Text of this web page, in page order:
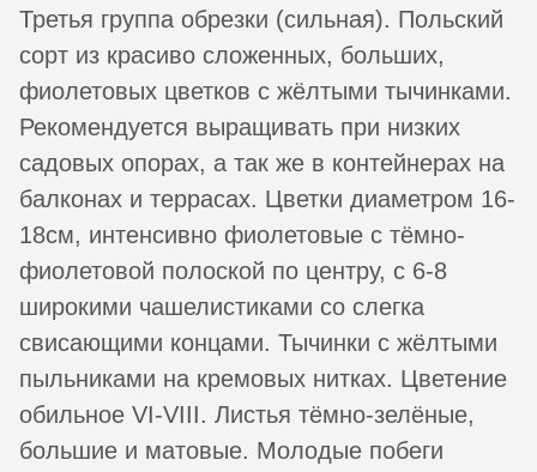
Третья группа обрезки (сильная). Польский
сорт из красиво сложенных, больших,
фиолетовых цветков с жёлтыми тычинками.
Рекомендуется выращивать при низких
садовых опорах, а так же в контейнерах на
балконах и террасах. Цветки диаметром 16-
18см, интенсивно фиолетовые с тёмно-
фиолетовой полоской по центру, с 6-8
широкими чашелистиками со слегка
свисающими концами. Тычинки с жёлтыми
пыльниками на кремовых нитках. Цветение
обильное VI-VIII. Листья тёмно-зелёные,
большие и матовые. Молодые побеги